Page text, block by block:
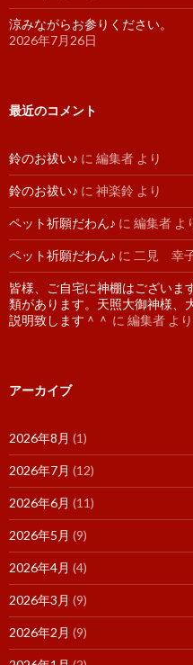
涼みながらお参りください。
2026年7月26日
最近のコメント
鈴のお祓い♪ に 編集者 より
鈴のお祓い♪ に 神楽鈴 より
ペット祈願だわん♪ に 編集者 よ
ペット祈願だわん♪ に 二見 幸
皆様、ご自宅に神棚はございま
類があります。天照大御神様、
説明致します＾＾ に 編集者 より
アーカイブ
2026年8月 (1)
2026年7月 (12)
2026年6月 (11)
2026年5月 (9)
2026年4月 (4)
2026年3月 (9)
2026年2月 (9)